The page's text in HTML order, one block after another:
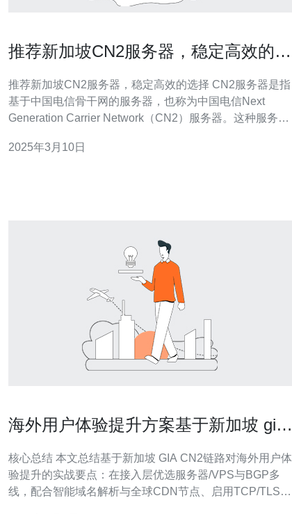
推荐新加坡CN2服务器，稳定高效的选
推荐新加坡CN2服务器，稳定高效的选择 CN2服务器是指
基于中国电信骨干网的服务器，也称为中国电信Next
Generation Carrier Network（CN2）服务器。这种服务器
稳定高效网络连接的用户。 新加坡是亚洲的重要网络枢
2025年3月10日
海外用户体验提升方案基于新加坡 gia
核心总结 本文总结基于新加坡 GIA CN2链路对海外用户体
验提升的实战要点：在接入层优选服务器/VPS与BGP多
线，配合智能域名解析与全球CDN节点、启用TCP/TLS及